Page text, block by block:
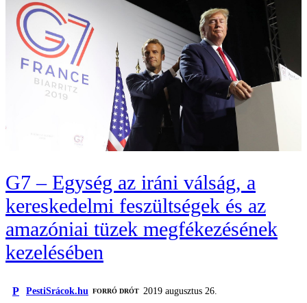
G7 – Egység az iráni válság, a
kereskedelmi feszültségek és az
amazóniai tüzek megfékezésének
kezelésében
P PestiSrácok.hu FORRÓ DRÓT 2019 augusztus 26.